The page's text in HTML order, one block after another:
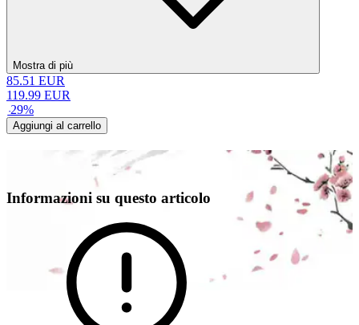
Mostra di più
85.51 EUR
119.99 EUR
-29%
Aggiungi al carrello
Informazioni su questo articolo